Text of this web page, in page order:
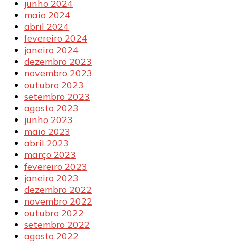
junho 2024
maio 2024
abril 2024
fevereiro 2024
janeiro 2024
dezembro 2023
novembro 2023
outubro 2023
setembro 2023
agosto 2023
junho 2023
maio 2023
abril 2023
março 2023
fevereiro 2023
janeiro 2023
dezembro 2022
novembro 2022
outubro 2022
setembro 2022
agosto 2022